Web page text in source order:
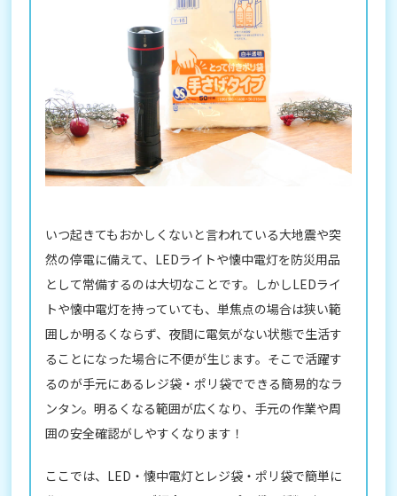
いつ起きてもおかしくないと言われている大地震や突
然の停電に備えて、LEDライトや懐中電灯を防災用品
として常備するのは大切なことです。しかしLEDライ
トや懐中電灯を持っていても、単焦点の場合は狭い範
囲しか明るくならず、夜間に電気がない状態で生活す
ることになった場合に不便が生じます。そこで活躍す
るのが手元にあるレジ袋・ポリ袋でできる簡易的なラ
ンタン。明るくなる範囲が広くなり、手元の作業や周
囲の安全確認がしやすくなります！
ここでは、LED・懐中電灯とレジ袋・ポリ袋で簡単に